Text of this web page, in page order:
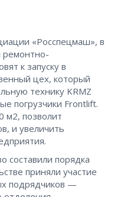
«Росспецмаш», в
ремонтно-
к запуску в
цех, который
технику KRMZ
погрузчики Frontlift.
позволит
и увеличить
составили порядка
приняли участие
подрядчиков —